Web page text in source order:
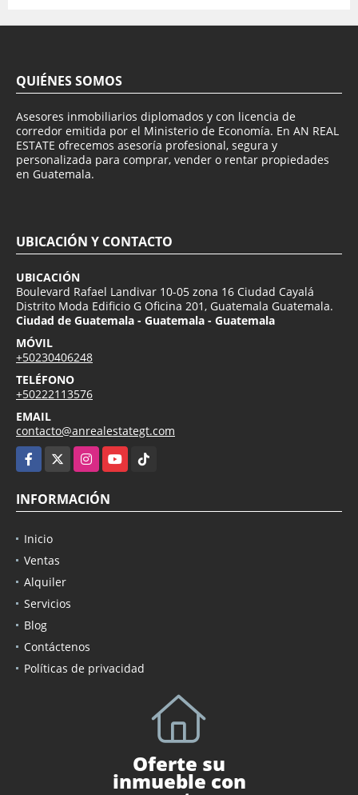
QUIÉNES SOMOS
Asesores inmobiliarios diplomados y con licencia de
corredor emitida por el Ministerio de Economía. En AN REAL
ESTATE ofrecemos asesoría profesional, segura y
personalizada para comprar, vender o rentar propiedades
en Guatemala.
UBICACIÓN Y CONTACTO
UBICACIÓN
Boulevard Rafael Landivar 10-05 zona 16 Ciudad Cayalá
Distrito Moda Edificio G Oficina 201, Guatemala Guatemala.
Ciudad de Guatemala - Guatemala - Guatemala
MÓVIL
+50230406248
TELÉFONO
+50222113576
EMAIL
contacto@anrealestategt.com
Facebook
InstagramYouTubeTikTok
INFORMACIÓN
Inicio
Ventas
Alquiler
Servicios
Blog
Contáctenos
Políticas de privacidad
Oferte su
inmueble con